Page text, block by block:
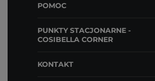
POMOC
PUNKTY STACJONARNE -
COSIBELLA CORNER
KONTAKT